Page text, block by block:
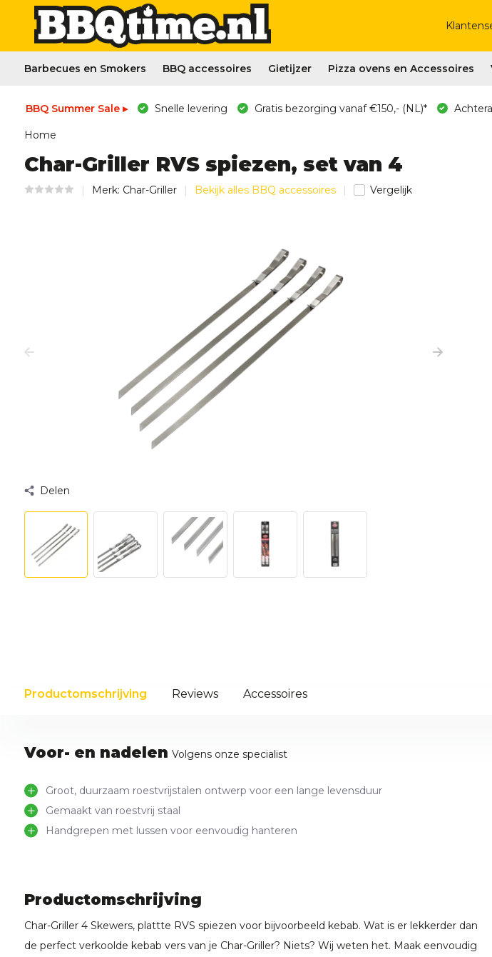
Barbecues en Smokers BBQ accessoires Gietijzer Pizza ovens en Accessoires
BBQ Summer Sale ▸ Snelle levering Gratis bezorging vanaf €150,- (NL)*
Home
Char-Griller RVS spiezen, set van 4
Merk: Char-Griller Bekijk alles BBQ accessoires Vergelijk
Delen
Productomschrijving Reviews Accessoires
Voor- en nadelen Volgens onze specialist
Groot, duurzaam roestvrijstalen ontwerp voor een lange levensduur
Gemaakt van roestvrij staal
Handgrepen met lussen voor eenvoudig hanteren
Productomschrijving
Char-Griller 4 Skewers, plattte RVS spiezen voor bijvoorbeeld kebab. Wat is er lekkerder dan
de perfect verkoolde kebab vers van je Char-Griller? Niets? Wij weten het. Maak eenvoudig